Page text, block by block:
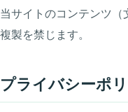
当サイトのコンテンツ（
複製を禁じます。
プライバシーポ